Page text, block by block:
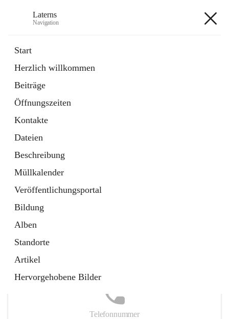
Laterns
Navigation
Start
Herzlich willkommen
Beiträge
Öffnungszeiten
Kontakte
Dateien
Beschreibung
Müllkalender
Veröffentlichungsportal
Bildung
Alben
Standorte
Artikel
Hervorgehobene Bilder
11 Schnellzugriffe
Soziales
1 Schnellzugriff
Telefonnummer